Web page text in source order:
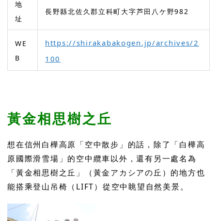
地
址
長野縣北佐久郡立科町大字芦田八ケ野982
WE
B
https://shirakabakogen.jp/archives/2
100
黃金相思樹之丘
想在信州白樺高原「空中散步」的話，除了「白樺高
原國際滑雪場」的空中纜車以外，還有另一處名為
「黃金相思樹之丘」（黃金アカシアの丘）的地方也
能搭乘登山吊椅（LIFT）從空中眺望自然美景。